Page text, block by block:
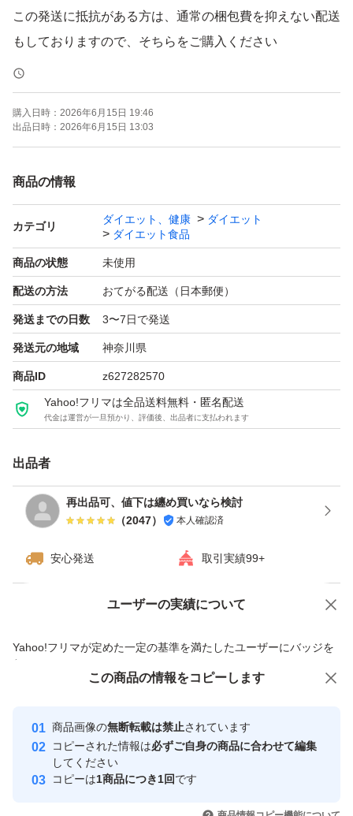
この発送に抵抗がある方は、通常の梱包費を抑えない配送
もしておりますので、そちらをご購入ください
購入日時： 2026年6月15日 19:46
出品日時： 2026年6月15日 13:03
商品の情報
カテゴリ
ダイエット、健康
ダイエット
ダイエット食品
商品の状態 未使用
配送の方法 おてがる配送（日本郵便）
発送までの日数 3〜7日で発送
発送元の地域 神奈川県
商品ID z627282570
Yahoo!フリマは全品送料無料・匿名配送
代金は運営が一旦預かり、評価後、出品者に支払われます
出品者
再出品可、値下は纏め買いなら検討
（2047） 本人確認済
安心発送 取引実績99+
ユーザーの実績について
Yahoo!フリマが定めた一定の基準を満たしたユーザーにバッジを
付与しています
安心取引出品者
心・安全なユーザーです
取引実績
引を完了させた実績があります
価格の相談 商品への質問
この商品の情報をコピーします
商品画像の無断転載は禁止されています
コピーされた情報は必ずご自身の商品に合わせて編集
してください
コピーは1商品につき1回です
この商品をみている人にオススメ